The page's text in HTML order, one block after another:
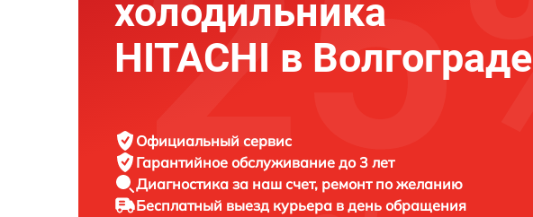
холодильника
HITACHI в Волгограде
Официальный сервис
Гарантийное обслуживание до 3 лет
Диагностика за наш счет, ремонт по желанию
Бесплатный выезд курьера в день обращения